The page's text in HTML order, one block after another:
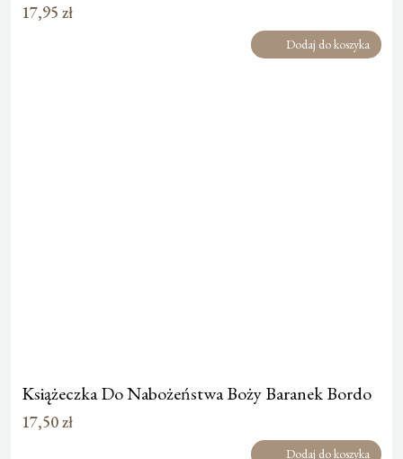
17,95 zł
Dodaj do koszyka
Książeczka Do Nabożeństwa Boży Baranek Bordo
17,50zł
Dodaj do koszyka